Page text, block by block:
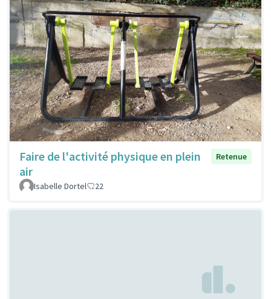
Faire de l'activité physique en plein
air
Retenue
Isabelle Dortel 22